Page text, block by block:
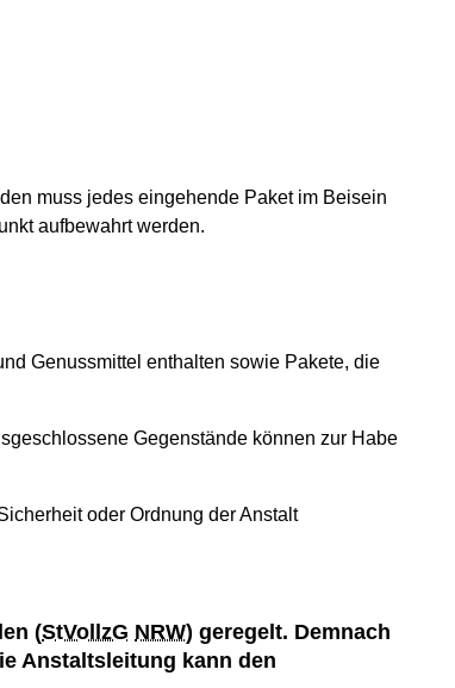
muss jedes eingehende Paket im Beisein
aufbewahrt werden.
Genussmittel enthalten sowie Pakete, die
Gegenstände können zur Habe
oder Ordnung der Anstalt
(StVollzG NRW) geregelt. Demnach
Anstaltsleitung kann den